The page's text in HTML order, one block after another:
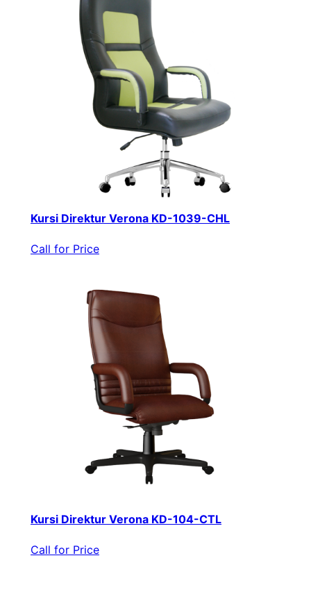
Kursi Direktur Verona KD-1039-CHL
Call for Price
Kursi Direktur Verona KD-104-CTL
Call for Price